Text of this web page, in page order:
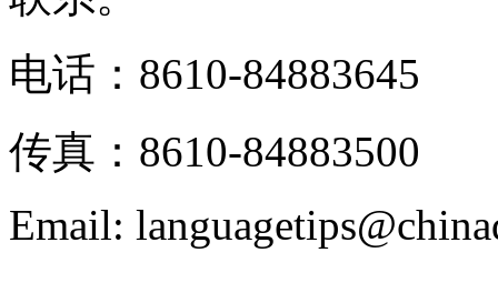
电话：8610-84883645
传真：8610-84883500
Email: